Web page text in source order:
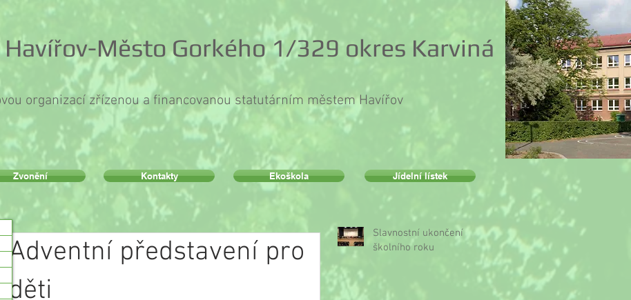
Město Gorkého 1/329 okres Karviná
organizací zřízenou a financovanou statutárním městem Havířov
Adventní představení pro
děti
Slavnostní ukončení
školního roku
Zvonění Kontakty Ekoškola Jídelní lístek